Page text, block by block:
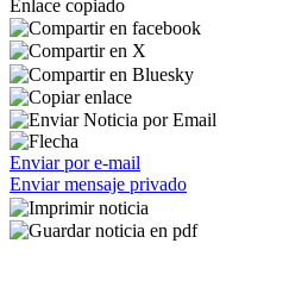
Enlace copiado
Enviar por e-mail
Enviar mensaje privado